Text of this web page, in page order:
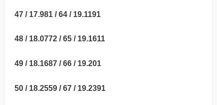
47 / 17.981 / 64 / 19.1191
48 / 18.0772 / 65 / 19.1611
49 / 18.1687 / 66 / 19.201
50 / 18.2559 / 67 / 19.2391